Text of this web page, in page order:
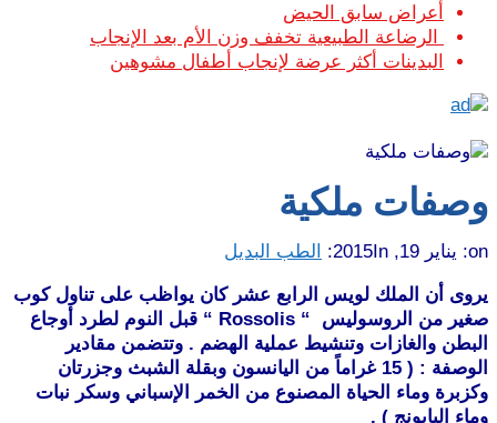
أعراض سابق الحيض
الرضاعة الطبيعية تخفف وزن الأم بعد الإنجاب
البدينات أكثر عرضة لإنجاب أطفال مشوهين
وصفات ملكية
on: يناير 19, 2015 In: الطب البديل
يروى أن الملك لويس الرابع عشر كان يواظب على تناول كوب
صغير من الروسوليس “ Rossolis “ قبل النوم لطرد أوجاع
البطن والغازات وتنشيط عملية الهضم . وتتضمن مقادير
الوصفة : ( 15 غراماً من اليانسون وبقلة الشبث وجزرتان
وكزبرة وماء الحياة المصنوع من الخمر الإسباني وسكر نبات
وماء البابونج ) .